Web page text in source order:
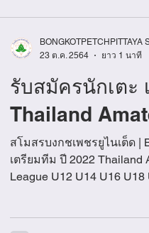
รับสมัครนักเตะ
Thailand
สโมสรบงกชเพชรยูไนเต็ด |
เตรียมทีม ปี 2022 Thailand
League U12
BONGKOTPETCHPITTAYA
23 ต.ค. 2564
ยาว 1 นาที